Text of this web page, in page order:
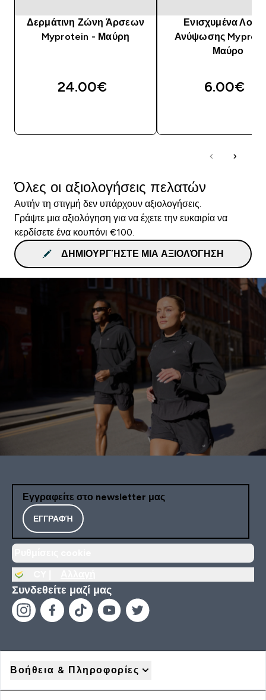
Δερμάτινη Ζώνη Άρσεων
Myprotein - Μαύρη
24.00€‎
Ενισχυμένα
Ανύψωσης
Μαύρο
6.00€‎
Όλες οι αξιολογήσεις πελατών
Αυτήν τη στιγμή δεν υπάρχουν αξιολογήσεις.
Γράψτε μια αξιολόγηση για να έχετε την ευκαιρία να
κερδίσετε ένα κουπόνι €100.
ΔΗΜΙΟΥΡΓΉΣΤΕ ΜΙΑ ΑΞΙΟΛΌΓΗΣΗ
Εγγραφείτε στο newsletter μας
ΕΓΓΡΑΦΉ
Συνδεθείτε μαζί μας
Βοήθεια & Πληροφορίες